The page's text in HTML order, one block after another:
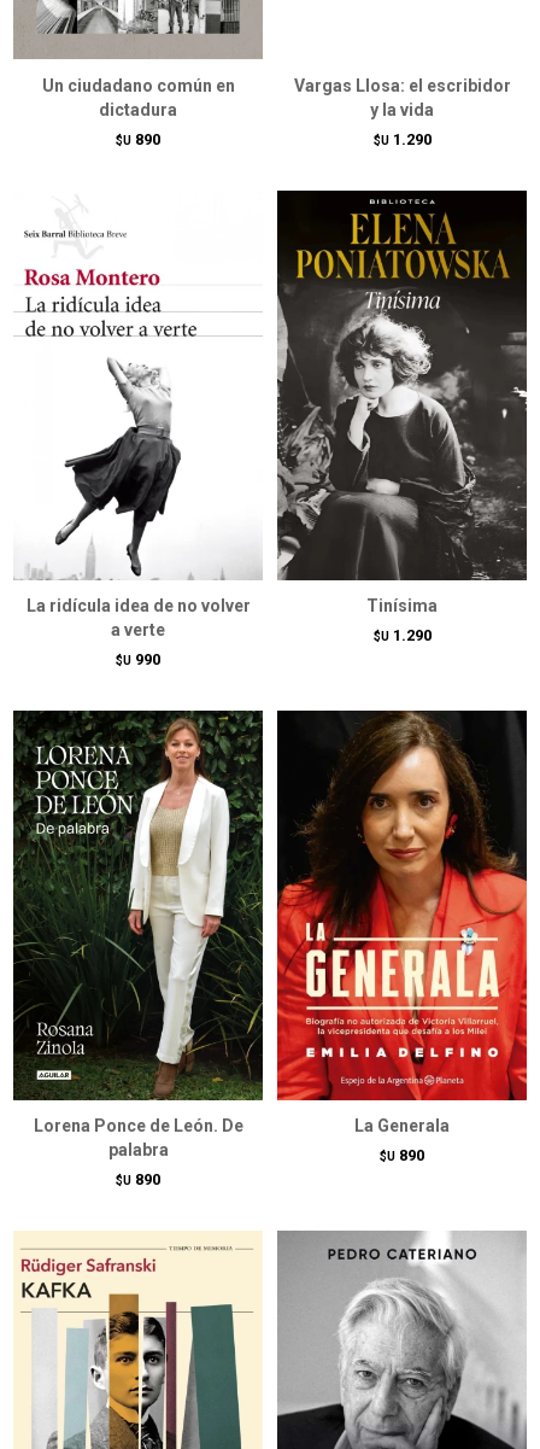
Un ciudadano común en
dictadura
$U 890
Vargas Llosa: el escribidor
y la vida
$U 1.290
La ridícula idea de no volver
a verte
$U 990
Tinísima
$U 1.290
Lorena Ponce de León. De
palabra
$U 890
La Generala
$U 890